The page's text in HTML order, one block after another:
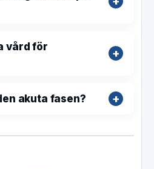
vård för
akuta fasen?